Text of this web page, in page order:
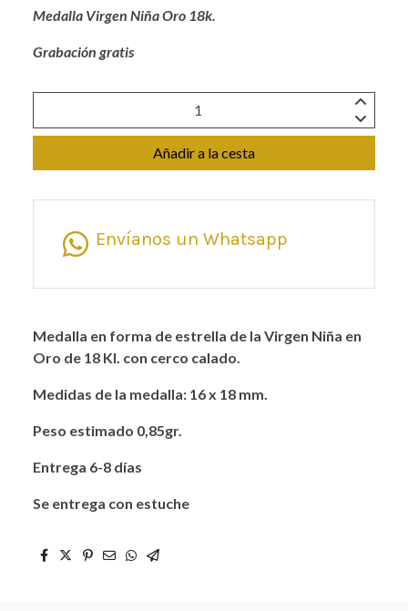
Medalla Virgen Niña Oro 18k.
Grabación gratis
Añadir a la cesta
Envíanos un Whatsapp
Medalla en forma de estrella de la Virgen Niña en
Oro de 18 Kl. con cerco calado.
Medidas de la medalla: 16 x 18 mm.
Peso estimado 0,85gr.
Entrega 6-8 días
Se entrega con estuche